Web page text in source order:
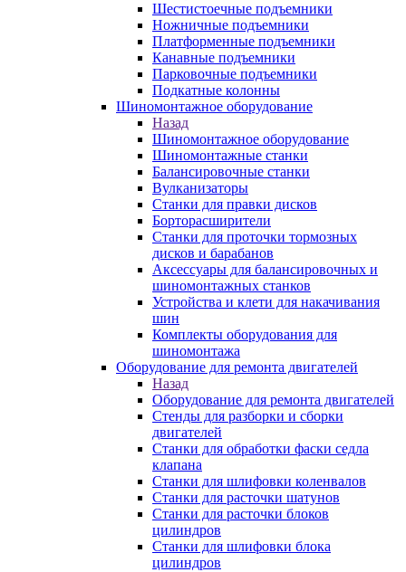
Шестистоечные подъемники
Ножничные подъемники
Платформенные подъемники
Канавные подъемники
Парковочные подъемники
Подкатные колонны
Шиномонтажное оборудование
Назад
Шиномонтажное оборудование
Шиномонтажные станки
Балансировочные станки
Вулканизаторы
Станки для правки дисков
Борторасширители
Станки для проточки тормозных
дисков и барабанов
Аксессуары для балансировочных и
шиномонтажных станков
Устройства и клети для накачивания
шин
Комплекты оборудования для
шиномонтажа
Оборудование для ремонта двигателей
Назад
Оборудование для ремонта двигателей
Стенды для разборки и сборки
двигателей
Станки для обработки фаски седла
клапана
Станки для шлифовки коленвалов
Станки для расточки шатунов
Станки для расточки блоков
цилиндров
Станки для шлифовки блока
цилиндров